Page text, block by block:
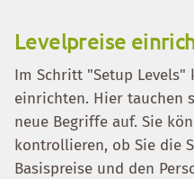
Levelpreise
Im Schritt "Setup Levels"
einrichten. Hier tauchen
neue Begriffe auf. Sie
kontrollieren, ob Sie die
Basispreise und den